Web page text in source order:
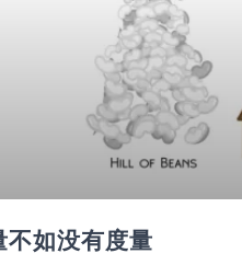
如没有度量